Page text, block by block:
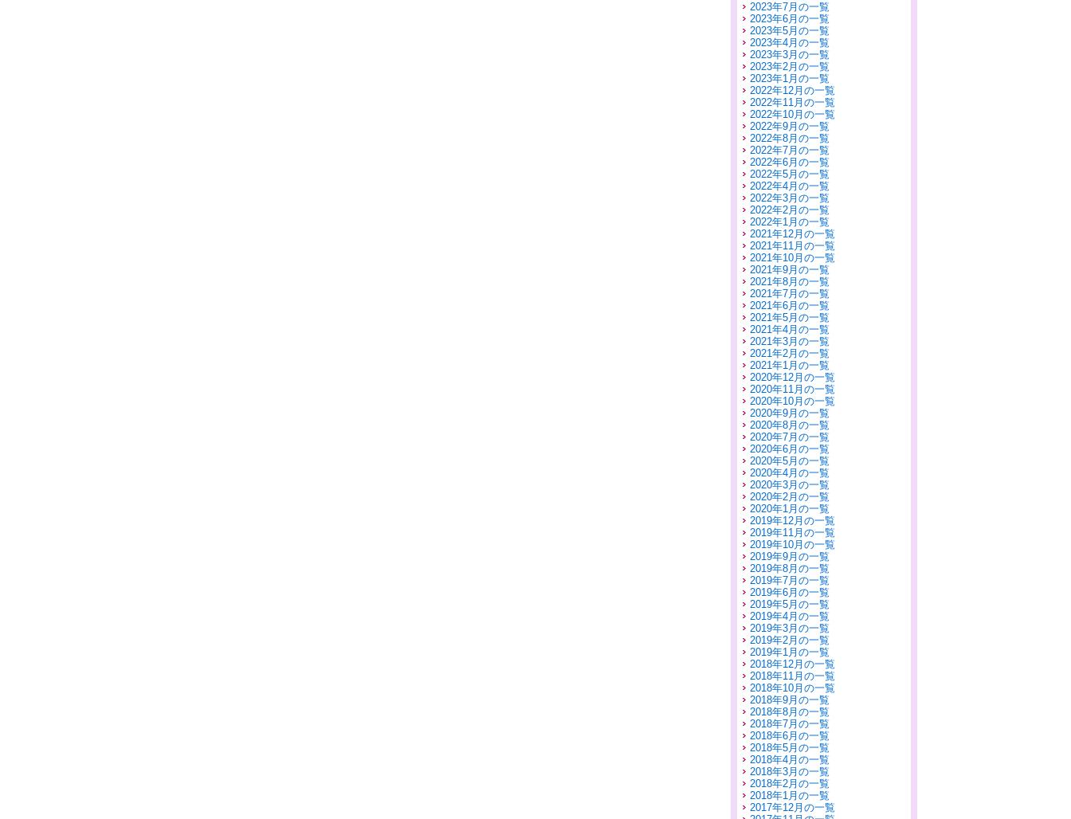
2023年7月の一覧
2023年6月の一覧
2023年5月の一覧
2023年4月の一覧
2023年3月の一覧
2023年2月の一覧
2023年1月の一覧
2022年12月の一覧
2022年11月の一覧
2022年10月の一覧
2022年9月の一覧
2022年8月の一覧
2022年7月の一覧
2022年6月の一覧
2022年5月の一覧
2022年4月の一覧
2022年3月の一覧
2022年2月の一覧
2022年1月の一覧
2021年12月の一覧
2021年11月の一覧
2021年10月の一覧
2021年9月の一覧
2021年8月の一覧
2021年7月の一覧
2021年6月の一覧
2021年5月の一覧
2021年4月の一覧
2021年3月の一覧
2021年2月の一覧
2021年1月の一覧
2020年12月の一覧
2020年11月の一覧
2020年10月の一覧
2020年9月の一覧
2020年8月の一覧
2020年7月の一覧
2020年6月の一覧
2020年5月の一覧
2020年4月の一覧
2020年3月の一覧
2020年2月の一覧
2020年1月の一覧
2019年12月の一覧
2019年11月の一覧
2019年10月の一覧
2019年9月の一覧
2019年8月の一覧
2019年7月の一覧
2019年6月の一覧
2019年5月の一覧
2019年4月の一覧
2019年3月の一覧
2019年2月の一覧
2019年1月の一覧
2018年12月の一覧
2018年11月の一覧
2018年10月の一覧
2018年9月の一覧
2018年8月の一覧
2018年7月の一覧
2018年6月の一覧
2018年5月の一覧
2018年4月の一覧
2018年3月の一覧
2018年2月の一覧
2018年1月の一覧
2017年12月の一覧